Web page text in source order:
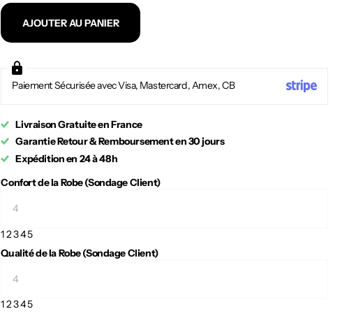
AJOUTER AU PANIER
Paiement Sécurisée avec Visa, Mastercard, Amex, CB
Livraison Gratuite en France
Garantie Retour & Remboursement en 30 jours
Expédition en 24 à 48h
Confort de la Robe (Sondage Client)
12345
Qualité de la Robe (Sondage Client)
12345